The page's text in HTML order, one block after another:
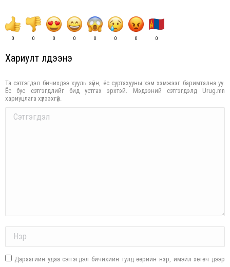
0 0 0 0 0 0 0 0
Хариулт үлдээнэ үү
Та сэтгэгдэл бичихдээ хууль зүйн, ёс суртахууны хэм хэмжээг баримтална уу.
Ёс бус сэтгэгдлийг бид устгах эрхтэй. Мэдээний сэтгэгдэлд Urug.mn
хариуцлага хүлээхгүй.
Comment
Дараагийн удаа сэтгэгдэл бичихийн тулд өөрийн нэр, имэйл хөтөч дээр